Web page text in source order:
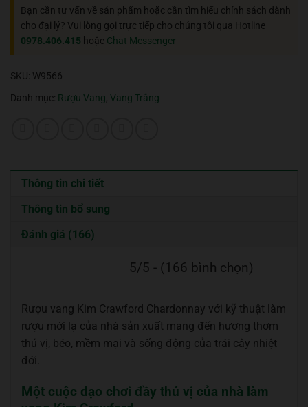
Bạn cần tư vấn về sản phẩm hoặc cần tìm hiểu chính sách dành
cho đại lý? Vui lòng gọi trực tiếp cho chúng tôi qua Hotline
0978.406.415 hoặc Chat Messenger
SKU: W9566
Danh mục: Rượu Vang, Vang Trắng
Thông tin chi tiết
Thông tin bổ sung
Đánh giá (166)
5/5 - (166 bình chọn)
Rượu vang Kim Crawford Chardonnay với kỹ thuật làm
rượu mới lạ của nhà sản xuất mang đến hương thơm
thú vị, béo, mềm mại và sống động của trái cây nhiệt
đới.
Một cuộc dạo chơi đầy thú vị của nhà làm